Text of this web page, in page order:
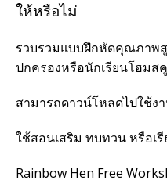
ให้หรือไม่
รวบรวมแบบฝึกหัดคุณภาพ
ปกครองหรือนักเรียนโฮมส
สามารถดาวน์โหลดไปใช้ง
ใช้สอนเสริม ทบทวน หรือเ
Rainbow Hen Free